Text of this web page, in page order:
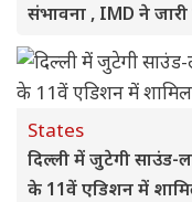
संभावना , IMD ने
States
दिल्ली में जुटेगी साउंड-
के 11वें एडिशन में